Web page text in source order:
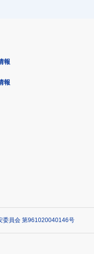
報
報
委員会 第961020040146号